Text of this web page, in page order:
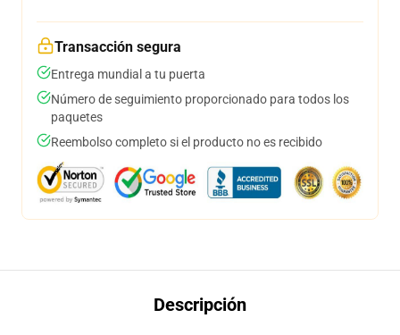
Transacción segura
Entrega mundial a tu puerta
Número de seguimiento proporcionado para todos los
paquetes
Reembolso completo si el producto no es recibido
Descripción